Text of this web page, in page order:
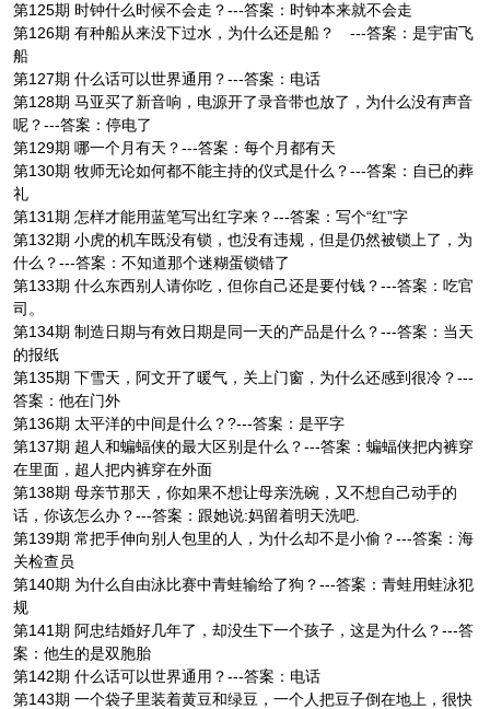
第125期 时钟什么时候不会走？---答案：时钟本来就不会走
第126期 有种船从来没下过水，为什么还是船？ ---答案：是宇宙飞
船
第127期 什么话可以世界通用？---答案：电话
第128期 马亚买了新音响，电源开了录音带也放了，为什么没有声音
呢？---答案：停电了
第129期 哪一个月有天？---答案：每个月都有天
第130期 牧师无论如何都不能主持的仪式是什么？---答案：自已的葬
礼
第131期 怎样才能用蓝笔写出红字来？---答案：写个“红”字
第132期 小虎的机车既没有锁，也没有违规，但是仍然被锁上了，为
什么？---答案：不知道那个迷糊蛋锁错了
第133期 什么东西别人请你吃，但你自己还是要付钱？---答案：吃官
司。
第134期 制造日期与有效日期是同一天的产品是什么？---答案：当天
的报纸
第135期 下雪天，阿文开了暖气，关上门窗，为什么还感到很冷？---
答案：他在门外
第136期 太平洋的中间是什么？?---答案：是平字
第137期 超人和蝙蝠侠的最大区别是什么？---答案：蝙蝠侠把内裤穿
在里面，超人把内裤穿在外面
第138期 母亲节那天，你如果不想让母亲洗碗，又不想自己动手的
话，你该怎么办？---答案：跟她说:妈留着明天洗吧.
第139期 常把手伸向别人包里的人，为什么却不是小偷？---答案：海
关检查员
第140期 为什么自由泳比赛中青蛙输给了狗？---答案：青蛙用蛙泳犯
规
第141期 阿忠结婚好几年了，却没生下一个孩子，这是为什么？---答
案：他生的是双胞胎
第142期 什么话可以世界通用？---答案：电话
第143期 一个袋子里装着黄豆和绿豆，一个人把豆子倒在地上，很快